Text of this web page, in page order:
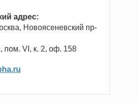
адрес:
Новоясеневский пр-
пом. VI, к. 2, оф. 158